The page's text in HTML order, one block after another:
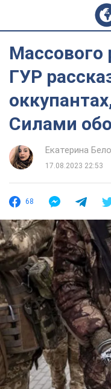
Массового
ГУР
Силами
Екатерина
17.08.2023 22:53
68